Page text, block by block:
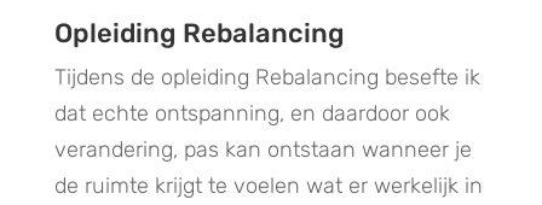
Opleiding Rebalancing
Tijdens de opleiding Rebalancing besefte ik
dat echte ontspanning, en daardoor ook
verandering, pas kan ontstaan wanneer je
de ruimte krijgt te voelen wat er werkelijk in